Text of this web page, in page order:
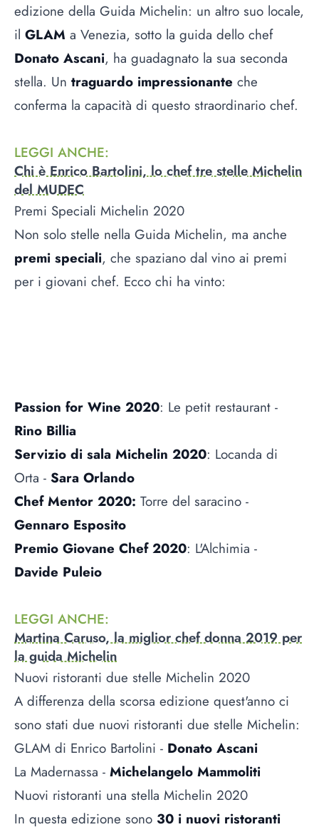
edizione della Guida Michelin: un altro suo locale,
il GLAM a Venezia, sotto la guida dello chef
Donato Ascani, ha guadagnato la sua seconda
stella. Un traguardo impressionante che
conferma la capacità di questo straordinario chef.
LEGGI ANCHE:
Chi è Enrico Bartolini, lo chef tre stelle Michelin
del MUDEC
Premi Speciali Michelin 2020
Non solo stelle nella Guida Michelin, ma anche
premi speciali, che spaziano dal vino ai premi
per i giovani chef. Ecco chi ha vinto:
Passion for Wine 2020: Le petit restaurant -
Rino Billia
Servizio di sala Michelin 2020: Locanda di
Orta - Sara Orlando
Chef Mentor 2020: Torre del saracino -
Gennaro Esposito
Premio Giovane Chef 2020: L'Alchimia -
Davide Puleio
LEGGI ANCHE:
Martina Caruso, la miglior chef donna 2019 per
la guida Michelin
Nuovi ristoranti due stelle Michelin 2020
A differenza della scorsa edizione quest'anno ci
sono stati due nuovi ristoranti due stelle Michelin:
GLAM di Enrico Bartolini - Donato Ascani
La Madernassa - Michelangelo Mammoliti
Nuovi ristoranti una stella Michelin 2020
In questa edizione sono 30 i nuovi ristoranti